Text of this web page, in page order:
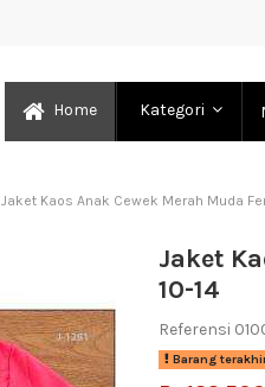
Home Kategori
Jaket Kaos Anak Cewek Merah Muda
Jaket
10-14
Referensi
Barang